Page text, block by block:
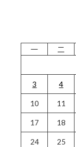
一 二
3 4
10 11
17 18
24 25